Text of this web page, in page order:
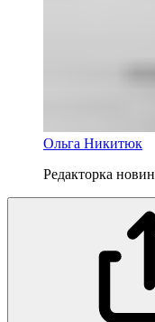
Ольга Никитюк
Редакторка новин